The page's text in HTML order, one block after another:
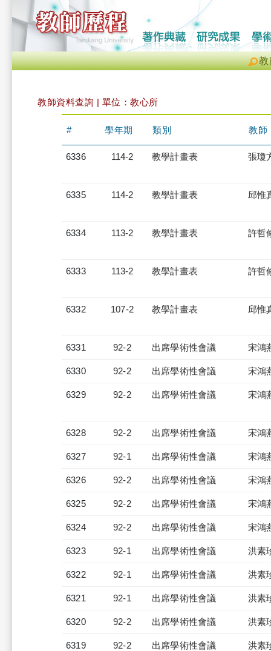
教
教師資料查詢 | 單位：教心所
# 學年期 類別 教師
6336 114-2 教學計畫表 張瓊
6335 114-2 教學計畫表 邱惟
6334 113-2 教學計畫表 許哲
6333 113-2 教學計畫表 許哲
6332 107-2 教學計畫表 邱惟
6331 92-2 出席學術性會議 宋鴻
6330 92-2 出席學術性會議 宋鴻
6329 92-2 出席學術性會議 宋鴻
6328 92-2 出席學術性會議 宋鴻
6327 92-1 出席學術性會議 宋鴻
6326 92-2 出席學術性會議 宋鴻
6325 92-2 出席學術性會議 宋鴻
6324 92-2 出席學術性會議 宋鴻
6323 92-1 出席學術性會議 洪素
6322 92-1 出席學術性會議 洪素
6321 92-1 出席學術性會議 洪素
6320 92-2 出席學術性會議 洪素
6319 92-2 出席學術性會議 洪素